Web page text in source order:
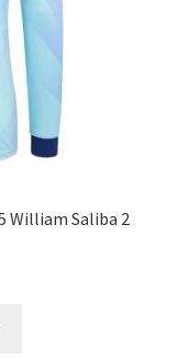
på
produktsidan
William Saliba 2